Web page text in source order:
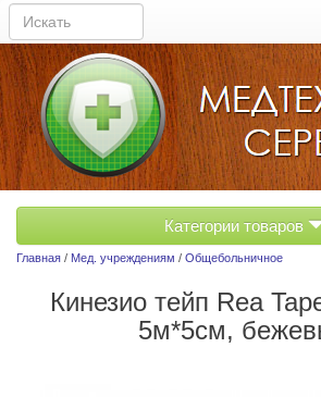
Категории товаров
Главная / Мед. учреждениям / Общебольничное
Кинезио тейп Rea
5м*5см,